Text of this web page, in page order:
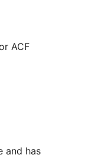
ACF
and has